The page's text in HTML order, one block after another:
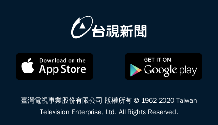
臺灣電視事業股份有限公司 版權所有 © 1962-2020 Taiwan
Television Enterprise, Ltd. All Rights Reserved.